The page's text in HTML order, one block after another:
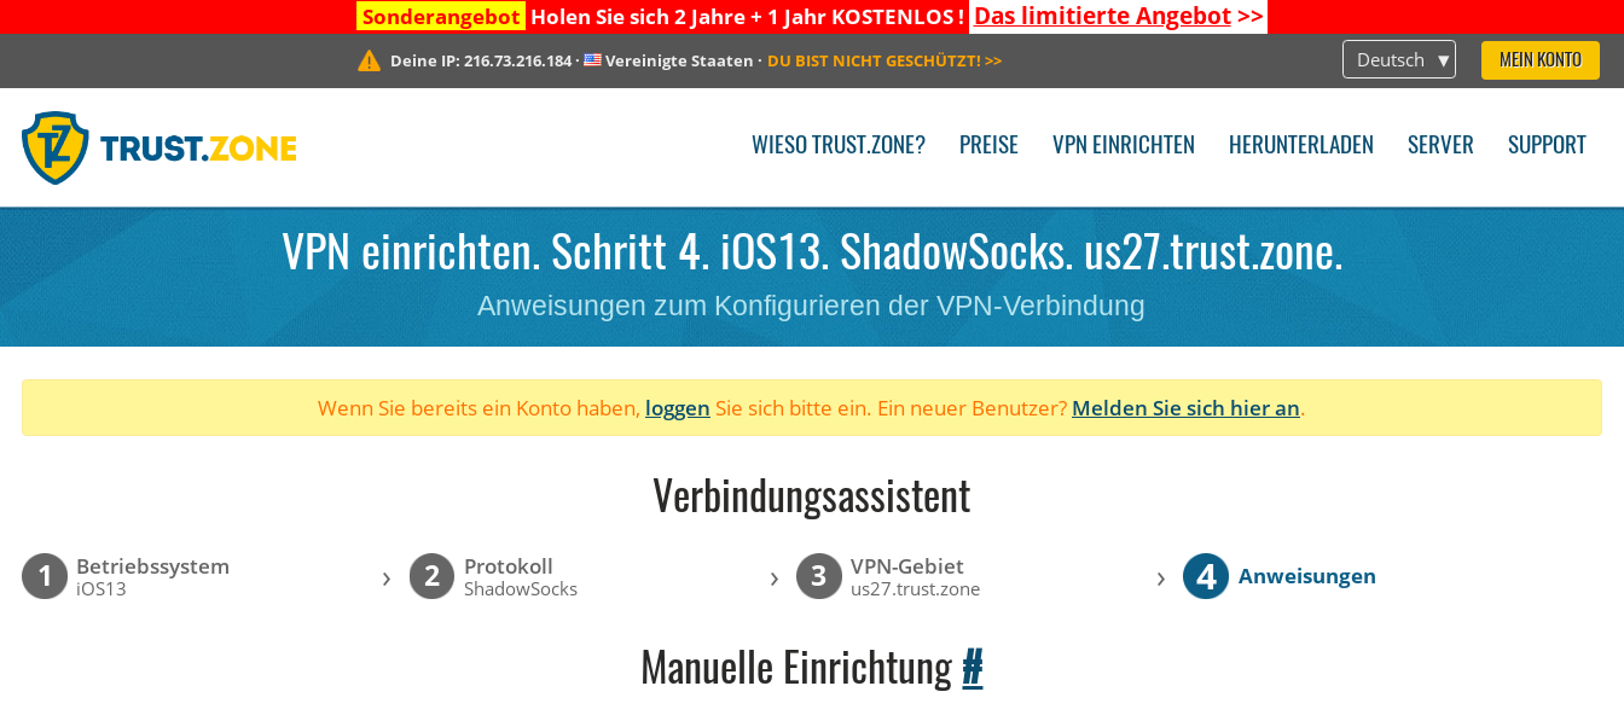
Sonderangebot Holen Sie sich 2 Jahre + 1 Jahr KOSTENLOS ! Das limitierte Angebot>>
Deutsch MEIN KONTO
Deine IP: 216.73.216.184· Vereinigte Staaten · DU BIST NICHT GESCHÜTZT! >>
WIESO TRUST.ZONE? PREISE VPN EINRICHTEN HERUNTERLADEN SERVER SUPPORT
VPN einrichten. Schritt 4. iOS13. ShadowSocks. us27.trust.zone.
Anweisungen zum Konfigurieren der VPN-Verbindung
Wenn Sie bereits ein Konto haben, loggen Sie sich bitte ein. Ein neuer Benutzer? Melden Sie sich hier an.
Verbindungsassistent
1 Betriebssystem
iOS13 › 2 Protokoll
ShadowSocks › 3 VPN-Gebiet
us27.trust.zone › 4 Anweisungen
Manuelle Einrichtung #